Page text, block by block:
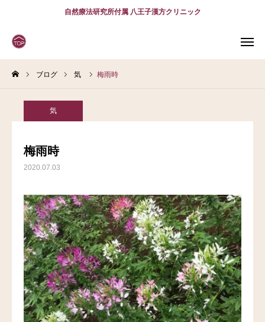
自然療法研究所付属 八王子漢方クリニック
ブログ 気 梅雨時
気
梅雨時
2020.07.03
WEB
電話予約
当院について
診療案内
スタッフ紹介
料金
アクセス